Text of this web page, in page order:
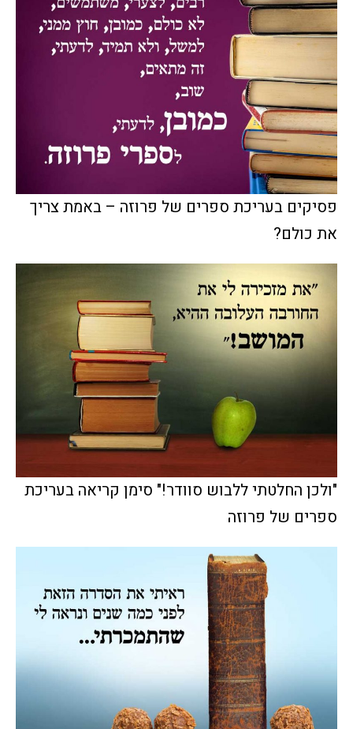
פסיקים בעריכת ספרים של פרוזה – באמת צריך
את כולם?
"ולכן החלטתי ללבוש סוודר!" סימן קריאה בעריכת
ספרים של פרוזה